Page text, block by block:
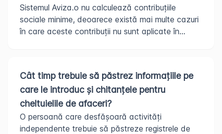
Sistemul Aviza.o nu calculează contribuțiile
sociale minime, deoarece există mai multe cazuri
în care aceste contribuții nu sunt aplicate în...
Cât timp trebuie să păstrez informațiile pe
care le introduc și chitanțele pentru
cheltuielile de afaceri?
O persoană care desfășoară activități
independente trebuie să păstreze registrele de